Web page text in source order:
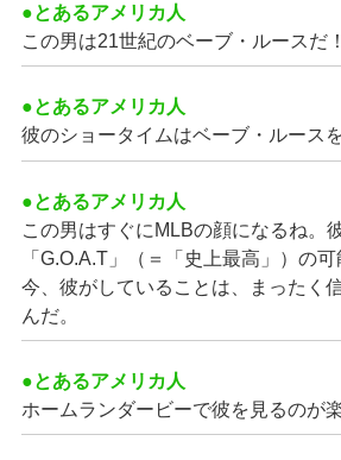
●とあるアメリカ人
この男は21世紀のベーブ・ルースだ！
●とあるアメリカ人
彼のショータイムはベーブ・ルース
●とあるアメリカ人
この男はすぐにMLBの顔になるね。
「G.O.A.T」（＝「史上最高」）の
今、彼がしていることは、まったく
んだ。
●とあるアメリカ人
ホームランダービーで彼を見るのが